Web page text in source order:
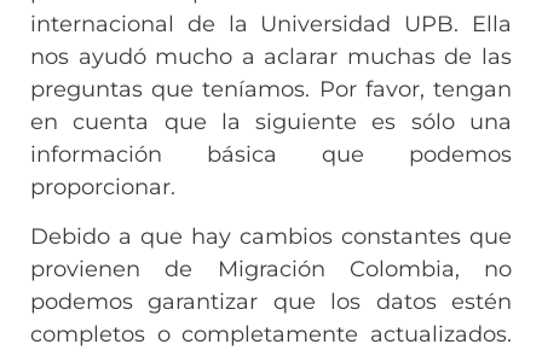
internacional de la Universidad UPB. Ella
nos ayudó mucho a aclarar muchas de las
preguntas que teníamos. Por favor, tengan
en cuenta que la siguiente es sólo una
información básica que podemos
proporcionar.
Debido a que hay cambios constantes que
provienen de Migración Colombia, no
podemos garantizar que los datos estén
completos o completamente actualizados.